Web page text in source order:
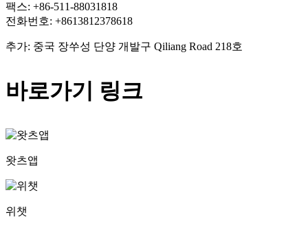
팩스: +86-511-88031818
전화번호: +8613812378618
추가: 중국 장쑤성 단양 개발구 Qiliang Road 218호
바로가기 링크
왓츠앱
위챗